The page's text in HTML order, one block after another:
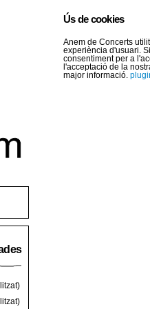
Ús de cookies
Anem de Concerts
experiència d'usuari.
consentiment per a
l'acceptació de la
major informació.